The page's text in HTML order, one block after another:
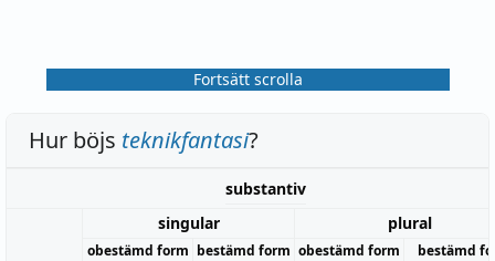
Fortsätt scrolla
Hur böjs teknikfantasi?
substantiv
singular
plural
obestämd form bestämd form obestämd form
bestämd